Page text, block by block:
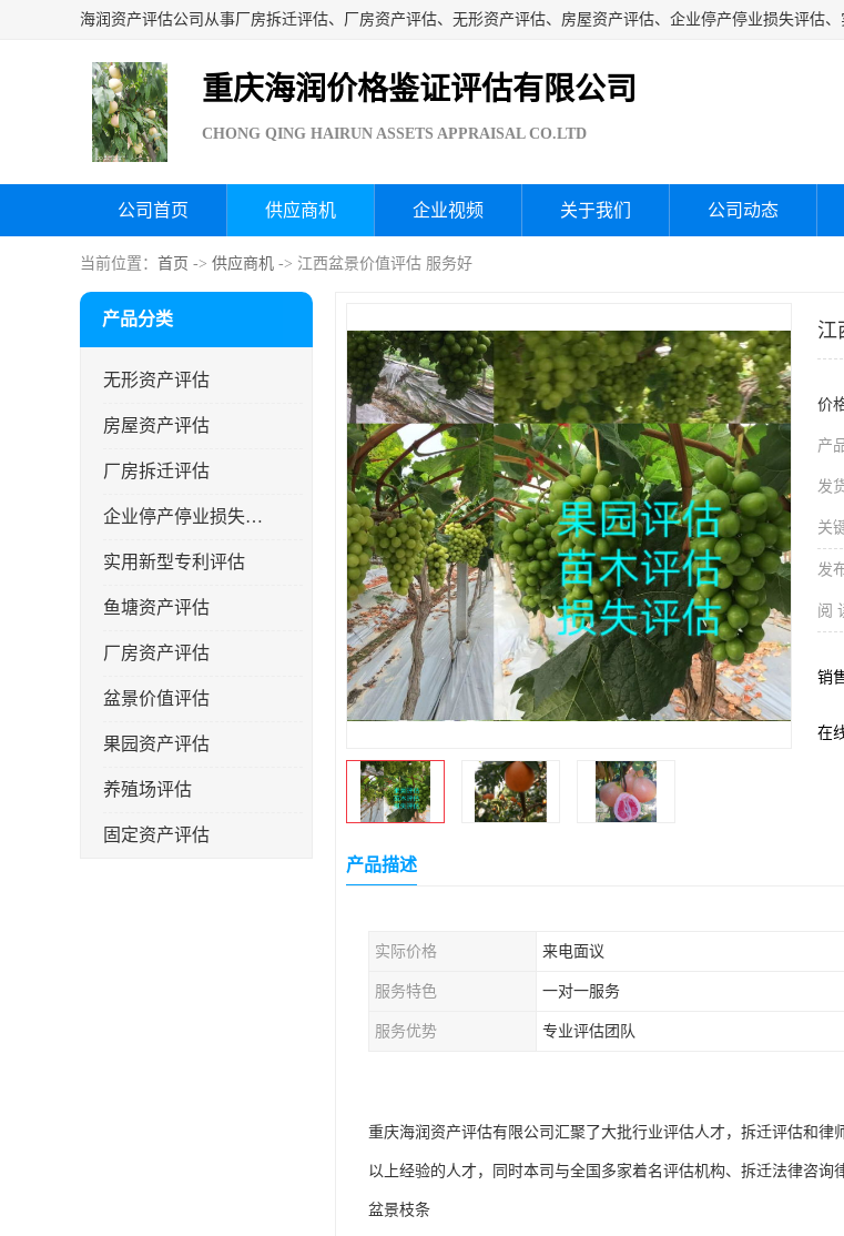
重庆海润价格鉴证评估有限公司
CHONG QING HAIRUN ASSETS APPRAISAL CO.LTD
公司首页 供应商机 企业视频 关于我们 公司动态
当前位置： 首页 -> 供应商机 -> 江西盆景价值评估 服务好
产品分类
无形资产评估
房屋资产评估
厂房拆迁评估
企业停产停业损失评估
实用新型专利评估
鱼塘资产评估
厂房资产评估
盆景价值评估
果园资产评估
养殖场评估
固定资产评估
江
价
产
发
关
发
阅
销
在
产品描述
实际价格 来电面议
服务特色 一对一服务
服务优势 专业评估团队
重庆海润资产评估有限公司汇聚了大批行业评估人才，拆迁评估和
以上经验的人才，同时本司与全国多家着名评估机构、拆迁法律咨
盆景枝条